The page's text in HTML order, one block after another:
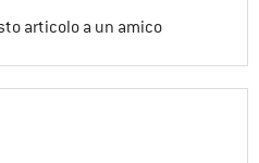
articolo a un amico